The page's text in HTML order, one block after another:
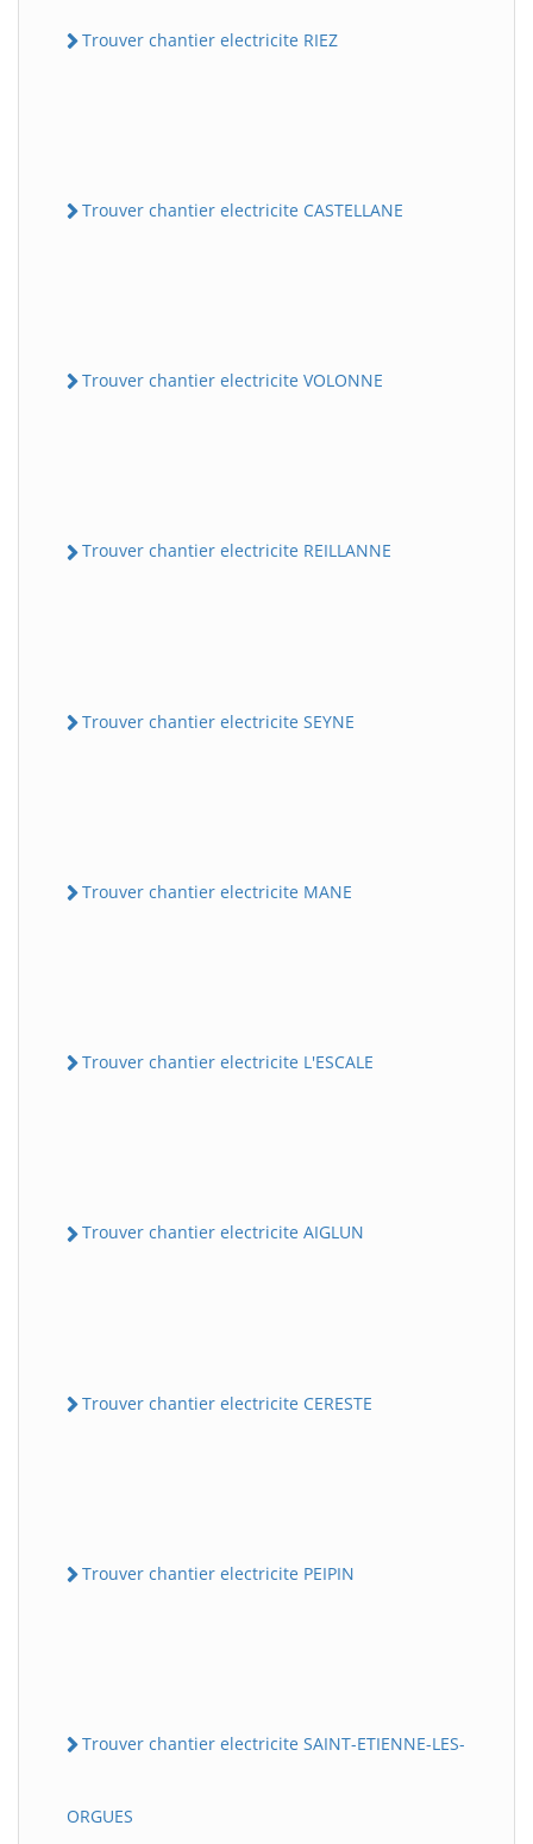
Trouver chantier electricite RIEZ
Trouver chantier electricite CASTELLANE
Trouver chantier electricite VOLONNE
Trouver chantier electricite REILLANNE
Trouver chantier electricite SEYNE
Trouver chantier electricite MANE
Trouver chantier electricite L'ESCALE
Trouver chantier electricite AIGLUN
Trouver chantier electricite CERESTE
Trouver chantier electricite PEIPIN
Trouver chantier electricite SAINT-ETIENNE-LES-
ORGUES